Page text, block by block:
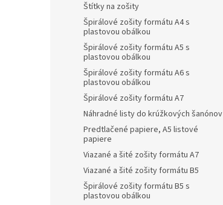
Štítky na zošity
Špirálové zošity formátu A4 s
plastovou obálkou
Špirálové zošity formátu A5 s
plastovou obálkou
Špirálové zošity formátu A6 s
plastovou obálkou
Špirálové zošity formátu A7
Náhradné listy do krúžkových šanónov
Predtlačené papiere, A5 listové
papiere
Viazané a šité zošity formátu A7
Viazané a šité zošity formátu B5
Špirálové zošity formátu B5 s
plastovou obálkou